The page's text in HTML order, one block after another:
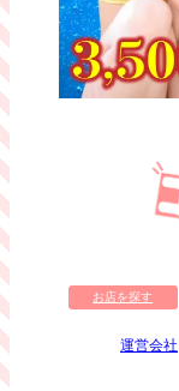
お店を探す
運営会社